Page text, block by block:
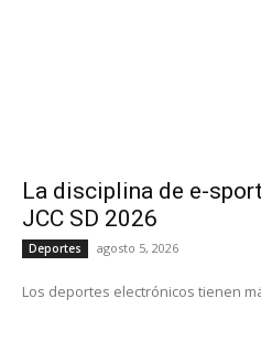
La disciplina de e-
JCC SD 2026
Deportes agosto 5, 2026
Los deportes electrónicos tienen